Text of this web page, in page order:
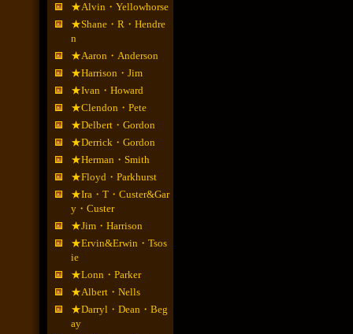
★Alvin・Yellowhorse
★Shane・R・Hendre
n
★Aaron・Anderson
★Harrison・Jim
★Ivan・Howard
★Clendon・Pete
★Delbert・Gordon
★Derrick・Gordon
★Herman・Smith
★Floyd・Parkhurst
★Ira・T・Custer&Gar
y・Custer
★Jim・Harrison
★Ervin&Erwin・Tsos
ie
★Lonn・Parker
★Albert・Nells
★Darryl・Dean・Beg
ay